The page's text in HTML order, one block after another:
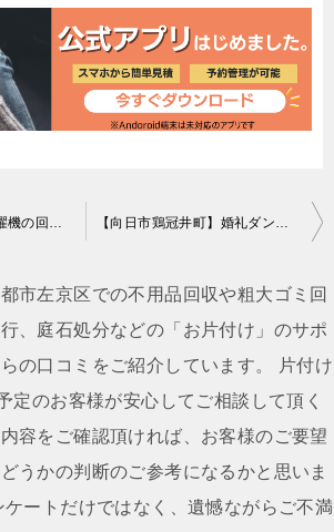
【京都市右京区】洗濯機の回収・処分ご依頼 お客様の声 【向日市鶏冠井町】婚礼ダンスの回収・処分ご依頼 お客様の声
市左京区での不用品回収や粗大ゴミ回
、庭石処分などの「お片付け」のサポ
の口コミをご紹介しています。 片付け
定のお客様が安心してご相談して頂く
容をご確認頂ければ、お客様のご要望
うかの判断のご参考になるかと思いま
ートだけではなく、遺憾ながらご不満